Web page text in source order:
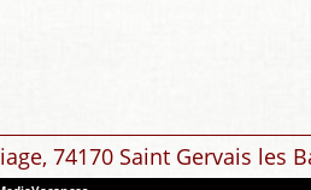
74170 Saint Gervais les